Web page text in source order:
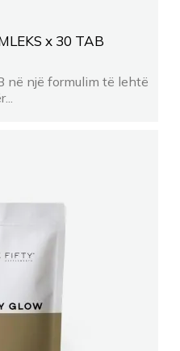
x 30 TAB
në një formulim të lehtë